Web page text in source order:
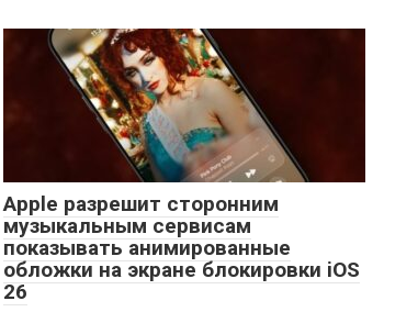
Apple разрешит сторонним
музыкальным сервисам
показывать анимированные
обложки на экране блокировки iOS
26